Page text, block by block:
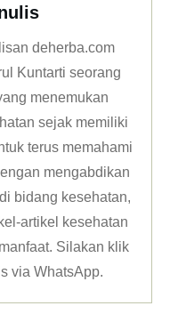
deherba.com
Kuntarti seorang
menemukan
sejak memiliki
terus memahami
mengabdikan
bidang kesehatan,
artikel kesehatan
Silakan klik
via WhatsApp.